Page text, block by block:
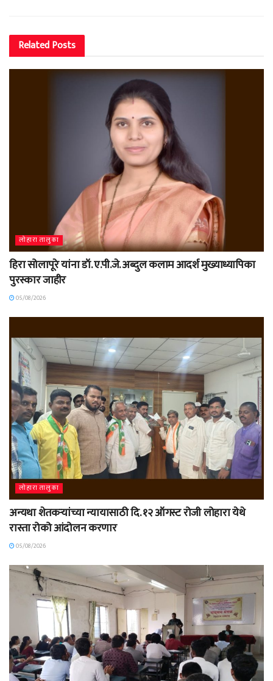
RelatedPosts
लोहारा तालुका
हिरा सोलापूरे यांना डॉ. ए.पी.जे. अब्दुल कलाम आदर्श मुख्याध्यापिका
पुरस्कार जाहीर
05/08/2026
लोहारा तालुका
अन्यथा शेतकऱ्यांच्या न्यायासाठी दि. १२ ऑगस्ट रोजी लोहारा येथे
रास्ता रोको आंदोलन करणार
05/08/2026